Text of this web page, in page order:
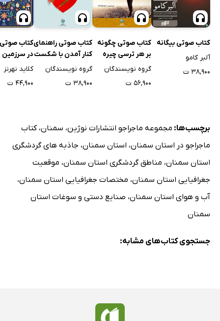
کتاب صوتی بیگانه
آلبر کامو
۳۸,۹۰۰ ت
کتاب صوتی چگونه
بر هر ترسی چیره
شویم؟
گروه نویسندگان
۵۶,۹۰۰ ت
کتاب صوتی راهنمای
کنار آمدن با شکست
عاطفی
گروه نویسندگان
۳۸,۹۰۰ ت
کتاب
در
کلاید نهرنز
۴۴,۹۰۰ ت
برچسب‌ها: مجموعه ماجراجو انتشارات نوژین، سمنان،کتاب
ماجراجو در استان سمنان، استان سمنان، جاذبه های گردشگری
استان سمنان، مناطق گردشگری استان سمنان، موقعیت
جغرافیایی استان سمنان، مختصات جغرافیایی استان سمنان،
آب و هوای استان سمنان، صنایع دستی و سوغات استان
سمنان
جستجوی کتاب‌های مشابه: